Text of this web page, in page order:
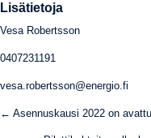
Lisätietoja
Vesa Robertsson
0407231191
vesa.robertsson@energio.fi
Posts
navigation
← Asennuskausi 2022 on